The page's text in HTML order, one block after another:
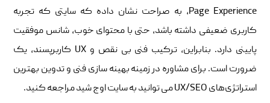
Page Experience، به صراحت نشان داده که سایتی که تجربه
کاربری ضعیفی داشته باشد، حتی با محتوای خوب، شانس موفقیت
پایینی دارد. بنابراین، ترکیب فنی بی ‌نقص و UX کاربرپسند، یک
ضرورت است. برای مشاوره در زمینه بهینه ‌سازی فنی و تدوین بهترین
استراتژی‌های UX/SEO می‌ توانید به سایت اوج شید مراجعه کنید.